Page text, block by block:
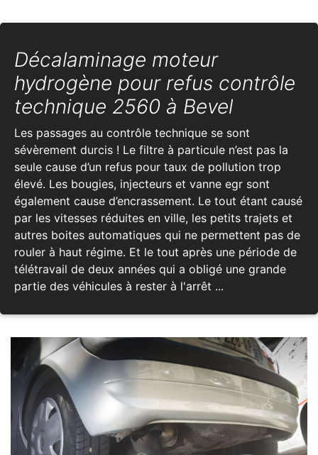
Décalaminage moteur
hydrogène pour refus contrôle
technique 2560 à Bevel
Les passages au contrôle technique se sont
sévèrement durcis ! Le filtre à particule n’est pas la
seule cause d’un refus pour taux de pollution trop
élevé. Les bougies, injecteurs et vanne egr sont
également cause d’encrassement. Le tout étant causé
par les vitesses réduites en ville, les petits trajets et
autres boites automatiques qui ne permettent pas de
rouler à haut régime. Et le tout après une période de
télétravail de deux années qui a obligé une grande
partie des véhicules à rester à l'arrêt ...